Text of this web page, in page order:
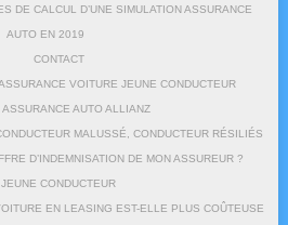
DE CALCUL D’UNE SIMULATION ASSURANCE
AUTO EN 2019
CONTACT
VOITURE JEUNE CONDUCTEUR
ASSURANCE AUTO ALLIANZ
MALUSSÉ, CONDUCTEUR RÉSILIÉS
D’INDEMNISATION DE MON ASSUREUR ?
JEUNE CONDUCTEUR
EN LEASING EST-ELLE PLUS COÛTEUSE